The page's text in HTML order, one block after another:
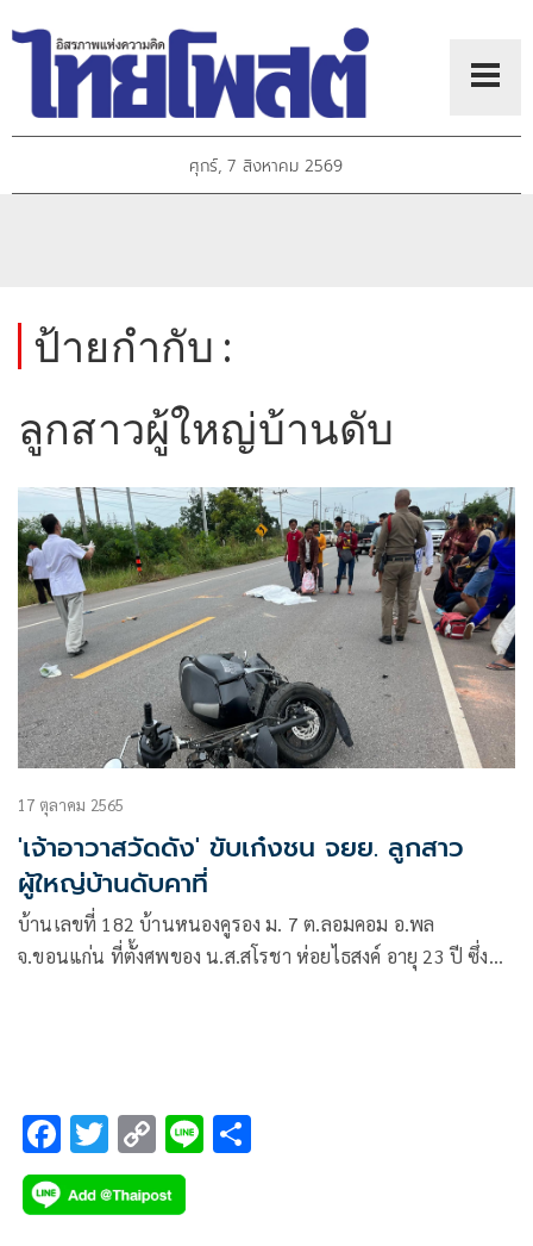
ศุกร์, 7 สิงหาคม 2569
ป้ายกำกับ :
ลูกสาวผู้ใหญ่บ้านดับ
17 ตุลาคม 2565
'เจ้าอาวาสวัดดัง' ขับเก๋งชน จยย. ลูกสาว
ผู้ใหญ่บ้านดับคาที่
บ้านเลขที่ 182 บ้านหนองคูรอง ม. 7 ต.ลอมคอม อ.พล
จ.ขอนแก่น ที่ตั้งศพของ น.ส.สโรชา ห่อยไธสงค์ อายุ 23 ปี ซึ่ง
F
ac
e
T
wi
tt
C
o
p
Li